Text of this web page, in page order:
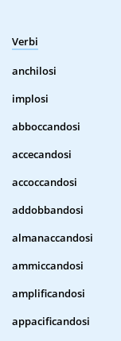
Verbi
anchilosi
implosi
abboccandosi
accecandosi
accoccandosi
addobbandosi
almanaccandosi
ammiccandosi
amplificandosi
appacificandosi